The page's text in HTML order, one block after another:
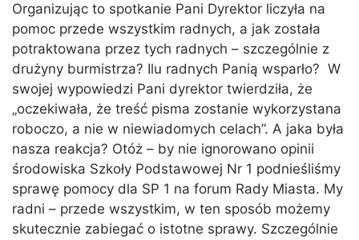
Organizując to spotkanie Pani Dyrektor liczyła na
pomoc przede wszystkim radnych, a jak została
potraktowana przez tych radnych – szczególnie z
drużyny burmistrza? Ilu radnych Panią wsparło? W
swojej wypowiedzi Pani dyrektor twierdziła, że
„oczekiwała, że treść pisma zostanie wykorzystana
roboczo, a nie w niewiadomych celach”. A jaka była
nasza reakcja? Otóż – by nie ignorowano opinii
środowiska Szkoły Podstawowej Nr 1 podnieśliśmy
sprawę pomocy dla SP 1 na forum Rady Miasta. My
radni – przede wszystkim, w ten sposób możemy
skutecznie zabiegać o istotne sprawy. Szczególnie